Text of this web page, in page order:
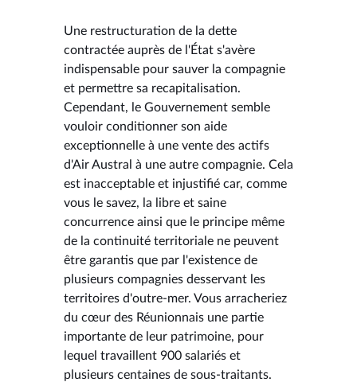
Une restructuration de la dette
contractée auprès de l'État s'avère
indispensable pour sauver la compagnie
et permettre sa recapitalisation.
Cependant, le Gouvernement semble
vouloir conditionner son aide
exceptionnelle à une vente des actifs
d'Air Austral à une autre compagnie. Cela
est inacceptable et injustifié car, comme
vous le savez, la libre et saine
concurrence ainsi que le principe même
de la continuité territoriale ne peuvent
être garantis que par l'existence de
plusieurs compagnies desservant les
territoires d'outre-mer. Vous arracheriez
du cœur des Réunionnais une partie
importante de leur patrimoine, pour
lequel travaillent 900 salariés et
plusieurs centaines de sous-traitants.